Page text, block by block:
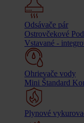
Odsávače pár
Ostrovčekové
Vstavané -
Ohrievače vody
Mini Štandard
Plynové